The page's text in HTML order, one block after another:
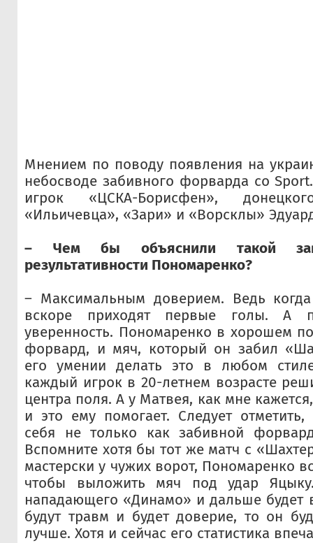
Мнением по поводу появления на
небосводе забивного форварда со
игрок «ЦСКА-Борисфен»,
«Ильичевца», «Зари» и «Ворсклы»
– Чем бы объяснили такой
результативности Пономаренко?
– Максимальным доверием. Ведь
вскоре приходят первые голы. А
уверенность. Пономаренко в хорошем
форвард, и мяч, который он забил
его умении делать это в любом
каждый игрок в 20-летнем возрасте
центра поля. А у Матвея, как мне
и это ему помогает. Следует
себя не только как забивной
Вспомните хотя бы тот же матч с
мастерски у чужих ворот, Пономаренко
чтобы выложить мяч под удар
нападающего «Динамо» и дальше будет
будут травм и будет доверие, то он
лучше. Хотя и сейчас его статистика